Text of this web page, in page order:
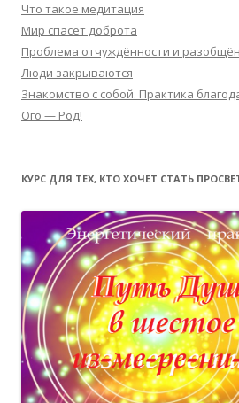
Что такое медитация
Мир спасёт доброта
Проблема отчуждённости и
Люди закрываются
Знакомство с собой. Практика
Ого — Род!
КУРС ДЛЯ ТЕХ, КТО ХОЧЕТ СТАТЬ